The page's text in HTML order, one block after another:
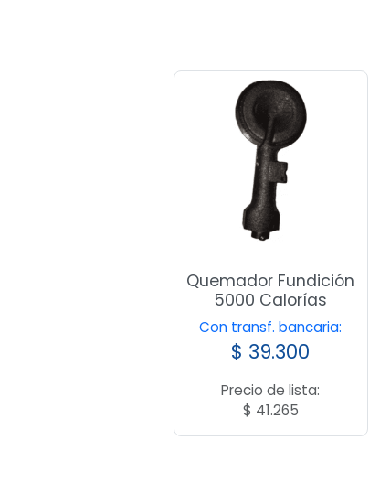
Quemador Fundición
5000 Calorías
Con transf. bancaria:
$ 39.300
Precio de lista:
$ 41.265